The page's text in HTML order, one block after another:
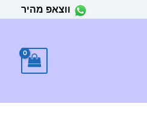
ווצאפ מהיר